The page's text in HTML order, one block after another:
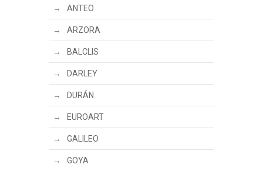
ANTEO
ARZORA
BALCLIS
DARLEY
DURÁN
EUROART
GALILEO
GOYA